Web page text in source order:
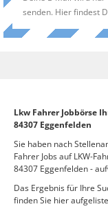
senden. Hier findest
Lkw Fahrer Jobbörse
84307 Eggenfelden
Sie haben nach
Fahrer Jobs auf LKW-
84307 Eggenfelden -
Das Ergebnis für Ihre
finden Sie hier